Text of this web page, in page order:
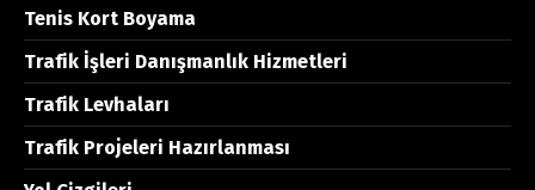
Tenis Kort Boyama
Trafik İşleri Danışmanlık Hizmetleri
Trafik Levhaları
Trafik Projeleri Hazırlanması